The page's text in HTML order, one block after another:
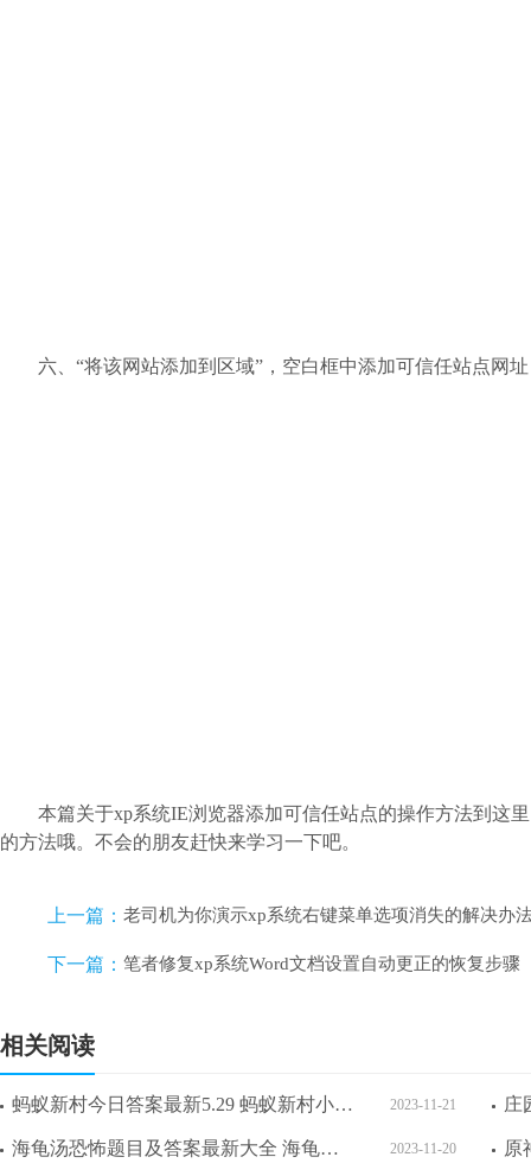
六、“将该网站添加到区域”，空白框中添加可信任站点网
本篇关于xp系统IE浏览器添加可信任站点的操作方法到这
的方法哦。不会的朋友赶快来学习一下吧。
上一篇： 老司机为你演示xp系统右键菜单选项消失的解决办
下一篇： 笔者修复xp系统Word文档设置自动更正的恢复步骤
相关阅读
蚂蚁新村今日答案最新5.29 蚂蚁新村小课堂今日答案最新5月29日 2023-11-21
海龟汤恐怖题目及答案最新大全 海龟汤恐怖题目及答案分享一览 2023-11-20